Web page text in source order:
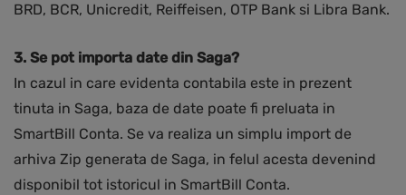
BRD, BCR, Unicredit, Reiffeisen, OTP Bank si Libra Bank.
3. Se pot importa date din Saga?
In cazul in care evidenta contabila este in prezent
tinuta in Saga, baza de date poate fi preluata in
SmartBill Conta. Se va realiza un simplu import de
arhiva Zip generata de Saga, in felul acesta devenind
disponibil tot istoricul in SmartBill Conta.